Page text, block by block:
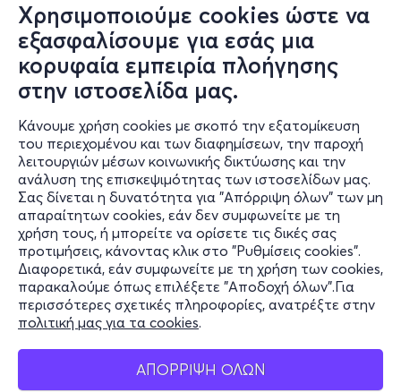
Χρησιμοποιούμε cookies ώστε να
εξασφαλίσουμε για εσάς μια
κορυφαία εμπειρία πλοήγησης
στην ιστοσελίδα μας.
Κάνουμε χρήση cookies με σκοπό την εξατομίκευση
του περιεχομένου και των διαφημίσεων, την παροχή
λειτουργιών μέσων κοινωνικής δικτύωσης και την
ανάλυση της επισκεψιμότητας των ιστοσελίδων μας.
Σας δίνεται η δυνατότητα για "Απόρριψη όλων" των μη
απαραίτητων cookies, εάν δεν συμφωνείτε με τη
χρήση τους, ή μπορείτε να ορίσετε τις δικές σας
προτιμήσεις, κάνοντας κλικ στο "Ρυθμίσεις cookies".
Διαφορετικά, εάν συμφωνείτε με τη χρήση των cookies,
παρακαλούμε όπως επιλέξετε "Αποδοχή όλων".Για
περισσότερες σχετικές πληροφορίες, ανατρέξτε στην
πολιτική μας για τα cookies.
ΑΠΟΡΡΙΨΗ ΟΛΩΝ
Πληροφορίες
Υποστήριξη
Stay Connected
Mobile app